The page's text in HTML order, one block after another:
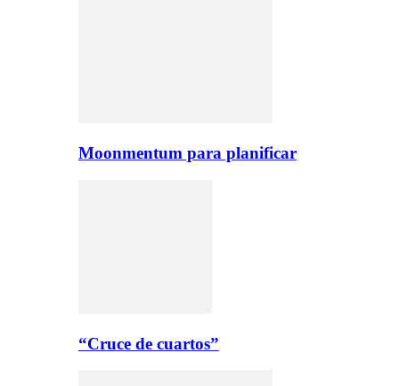
Moonmentum para planificar
“Cruce de cuartos”